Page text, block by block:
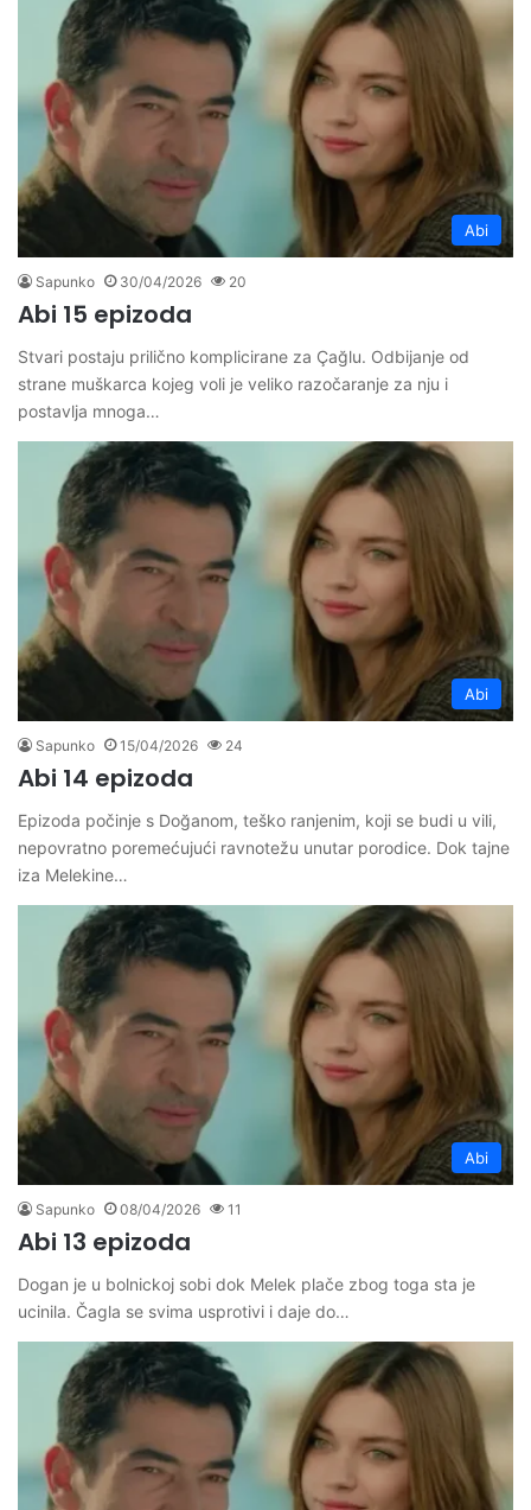
Abi
Sapunko 30/04/2026 20
Abi 15 epizoda
Stvari postaju prilično komplicirane za Çağlu. Odbijanje od
strane muškarca kojeg voli je veliko razočaranje za nju i
postavlja mnoga…
Abi
Sapunko 15/04/2026 24
Abi 14 epizoda
Epizoda počinje s Doğanom, teško ranjenim, koji se budi u vili,
nepovratno poremećujući ravnotežu unutar porodice. Dok tajne
iza Melekine…
Abi
Sapunko 08/04/2026 11
Abi 13 epizoda
Dogan je u bolnickoj sobi dok Melek plače zbog toga sta je
ucinila. Čagla se svima usprotivi i daje do…